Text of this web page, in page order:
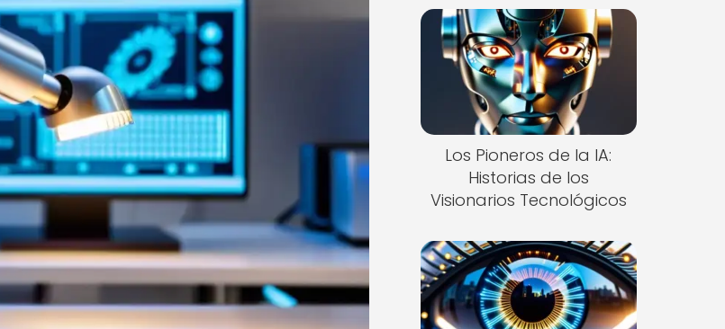
Los Pioneros de la IA:
Historias de los
Visionarios Tecnológicos